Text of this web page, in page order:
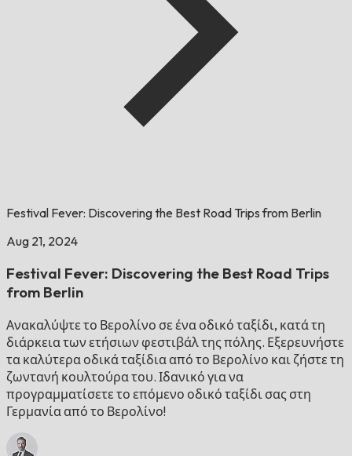
Festival Fever: Discovering the Best Road Trips from Berlin
Aug 21, 2024
Festival Fever: Discovering the Best Road Trips
from Berlin
Ανακαλύψτε το Βερολίνο σε ένα οδικό ταξίδι, κατά τη
διάρκεια των ετήσιων φεστιβάλ της πόλης. Εξερευνήστε
τα καλύτερα οδικά ταξίδια από το Βερολίνο και ζήστε τη
ζωντανή κουλτούρα του. Ιδανικό για να
προγραμματίσετε το επόμενο οδικό ταξίδι σας στη
Γερμανία από το Βερολίνο!